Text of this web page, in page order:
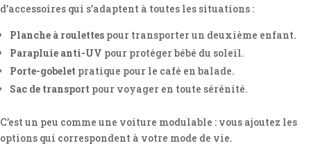
d’accessoires qui s’adaptent à toutes les situations :
Planche à roulettes pour transporter un deuxième enfant.
Parapluie anti-UV pour protéger bébé du soleil.
Porte-gobelet pratique pour le café en balade.
Sac de transport pour voyager en toute sérénité.
C’est un peu comme une voiture modulable : vous ajoutez les
options qui correspondent à votre mode de vie.